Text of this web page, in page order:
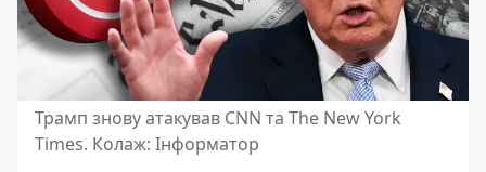
Трамп знову атакував CNN та The New York
Times. Колаж: Інформатор